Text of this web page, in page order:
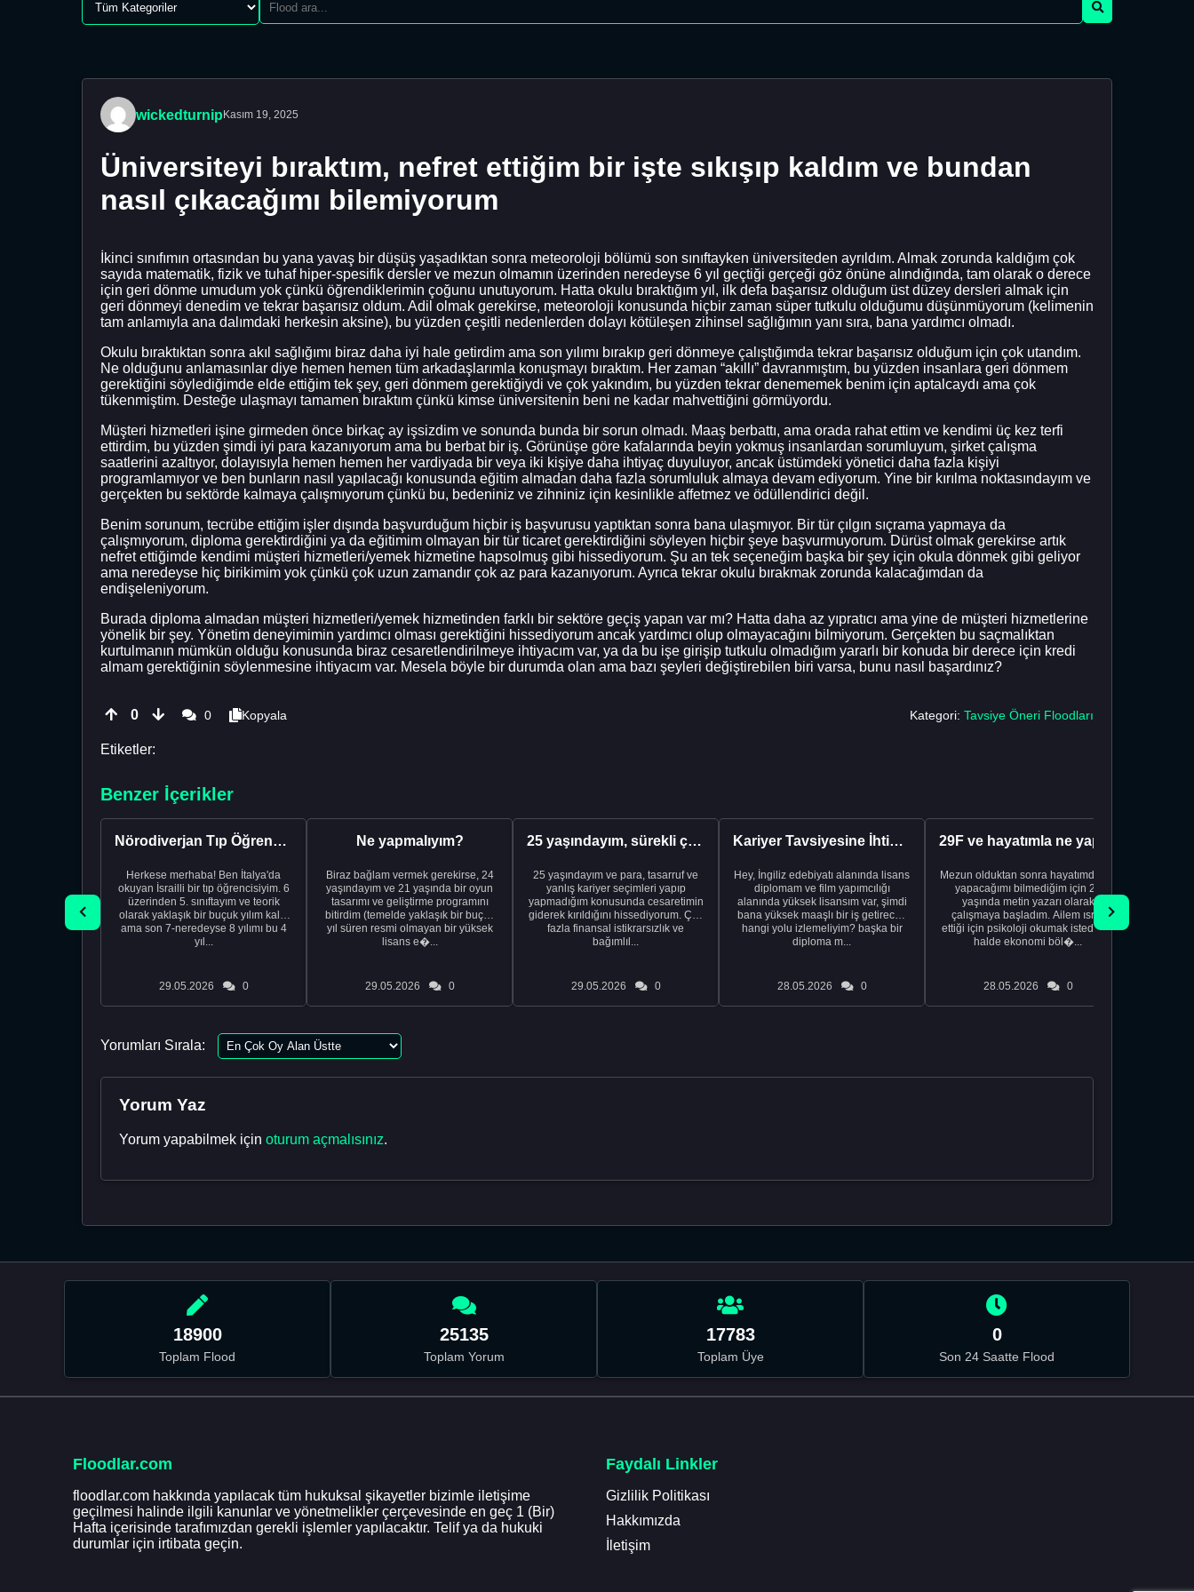
wickedturnip Kasım 19, 2025
Üniversiteyi bıraktım, nefret ettiğim bir işte sıkışıp kaldım ve bundan
nasıl çıkacağımı bilemiyorum
İkinci sınıfımın ortasından bu yana yavaş bir düşüş yaşadıktan sonra meteoroloji bölümü son sınıftayken üniversiteden ayrıldım. Almak zorunda kaldığım çok
sayıda matematik, fizik ve tuhaf hiper-spesifik dersler ve mezun olmamın üzerinden neredeyse 6 yıl geçtiği gerçeği göz önüne alındığında, tam olarak o derece
için geri dönme umudum yok çünkü öğrendiklerimin çoğunu unutuyorum. Hatta okulu bıraktığım yıl, ilk defa başarısız olduğum üst düzey dersleri almak için
geri dönmeyi denedim ve tekrar başarısız oldum. Adil olmak gerekirse, meteoroloji konusunda hiçbir zaman süper tutkulu olduğumu düşünmüyorum (kelimenin
tam anlamıyla ana dalımdaki herkesin aksine), bu yüzden çeşitli nedenlerden dolayı kötüleşen zihinsel sağlığımın yanı sıra, bana yardımcı olmadı.
Okulu bıraktıktan sonra akıl sağlığımı biraz daha iyi hale getirdim ama son yılımı bırakıp geri dönmeye çalıştığımda tekrar başarısız olduğum için çok utandım.
Ne olduğunu anlamasınlar diye hemen hemen tüm arkadaşlarımla konuşmayı bıraktım. Her zaman “akıllı” davranmıştım, bu yüzden insanlara geri dönmem
gerektiğini söylediğimde elde ettiğim tek şey, geri dönmem gerektiğiydi ve çok yakındım, bu yüzden tekrar denememek benim için aptalcaydı ama çok
tükenmiştim. Desteğe ulaşmayı tamamen bıraktım çünkü kimse üniversitenin beni ne kadar mahvettiğini görmüyordu.
Müşteri hizmetleri işine girmeden önce birkaç ay işsizdim ve sonunda bunda bir sorun olmadı. Maaş berbattı, ama orada rahat ettim ve kendimi üç kez terfi
ettirdim, bu yüzden şimdi iyi para kazanıyorum ama bu berbat bir iş. Görünüşe göre kafalarında beyin yokmuş insanlardan sorumluyum, şirket çalışma
saatlerini azaltıyor, dolayısıyla hemen hemen her vardiyada bir veya iki kişiye daha ihtiyaç duyuluyor, ancak üstümdeki yönetici daha fazla kişiyi
programlamıyor ve ben bunların nasıl yapılacağı konusunda eğitim almadan daha fazla sorumluluk almaya devam ediyorum. Yine bir kırılma noktasındayım ve
gerçekten bu sektörde kalmaya çalışmıyorum çünkü bu, bedeniniz ve zihniniz için kesinlikle affetmez ve ödüllendirici değil.
Benim sorunum, tecrübe ettiğim işler dışında başvurduğum hiçbir iş başvurusu yaptıktan sonra bana ulaşmıyor. Bir tür çılgın sıçrama yapmaya da
çalışmıyorum, diploma gerektirdiğini ya da eğitimim olmayan bir tür ticaret gerektirdiğini söyleyen hiçbir şeye başvurmuyorum. Dürüst olmak gerekirse artık
nefret ettiğimde kendimi müşteri hizmetleri/yemek hizmetine hapsolmuş gibi hissediyorum. Şu an tek seçeneğim başka bir şey için okula dönmek gibi geliyor
ama neredeyse hiç birikimim yok çünkü çok uzun zamandır çok az para kazanıyorum. Ayrıca tekrar okulu bırakmak zorunda kalacağımdan da
endişeleniyorum.
Burada diploma almadan müşteri hizmetleri/yemek hizmetinden farklı bir sektöre geçiş yapan var mı? Hatta daha az yıpratıcı ama yine de müşteri hizmetlerine
yönelik bir şey. Yönetim deneyimimin yardımcı olması gerektiğini hissediyorum ancak yardımcı olup olmayacağını bilmiyorum. Gerçekten bu saçmalıktan
kurtulmanın mümkün olduğu konusunda biraz cesaretlendirilmeye ihtiyacım var, ya da bu işe girişip tutkulu olmadığım yararlı bir konuda bir derece için kredi
almam gerektiğinin söylenmesine ihtiyacım var. Mesela böyle bir durumda olan ama bazı şeyleri değiştirebilen biri varsa, bunu nasıl başardınız?
0 0 Kopyala Kategori: Tavsiye Öneri Floodları
Etiketler:
Benzer İçerikler
Nörodiverjan Tıp Öğrencisi Yeni Bir Yol Arıyor
Herkese merhaba! Ben İtalya'da
okuyan İsrailli bir tıp öğrencisiyim. 6
üzerinden 5. sınıftayım ve teorik
olarak yaklaşık bir buçuk yılım kaldı
ama son 7-neredeyse 8 yılımı bu 4
yıl...
29.05.2026 0
Ne yapmalıyım?
Biraz bağlam vermek gerekirse, 24
yaşındayım ve 21 yaşında bir oyun
tasarımı ve geliştirme programını
bitirdim (temelde yaklaşık bir buçuk
yıl süren resmi olmayan bir yüksek
lisans e�...
29.05.2026 0
25 yaşındayım, sürekli çalışıyorum ve hâlâ maddi a...
25 yaşındayım ve para, tasarruf ve
yanlış kariyer seçimleri yapıp
yapmadığım konusunda cesaretimin
giderek kırıldığını hissediyorum. Çok
fazla finansal istikrarsızlık ve
bağımlıl...
29.05.2026 0
Kariyer Tavsiyesine İhtiyacınız Var
Hey, İngiliz edebiyatı alanında lisans
diplomam ve film yapımcılığı
alanında yüksek lisansım var, şimdi
bana yüksek maaşlı bir iş getirecek
hangi yolu izlemeliyim? başka bir
diploma m...
28.05.2026 0
Mezun olduktan sonra hayatımda ne
yapacağımı bilmediğim için 20
yaşında metin yazarı olarak
çalışmaya başladım. Ailem ısrar
ettiği için psikoloji okumak istediğim
halde ekonomi böl�...
28.05.2026 0
Yorumları Sırala:
Yorum Yaz
Yorum yapabilmek için oturum açmalısınız.
18900
Toplam Flood
25135
Toplam Yorum
17783
Toplam Üye
0
Son 24 Saatte Flood
Floodlar.com
floodlar.com hakkında yapılacak tüm hukuksal şikayetler bizimle iletişime
geçilmesi halinde ilgili kanunlar ve yönetmelikler çerçevesinde en geç 1 (Bir)
Hafta içerisinde tarafımızdan gerekli işlemler yapılacaktır. Telif ya da hukuki
durumlar için irtibata geçin.
Faydalı Linkler
Gizlilik Politikası
Hakkımızda
İletişim